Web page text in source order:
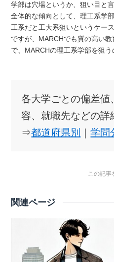
学部は穴場というか、狙い目と言
全体的な傾向として、理工系学
工系だと工大系狙いというケー
ですが、MARCHでも質の高い
で、MARCHの理工系学部を狙う
各大学ごとの偏差値
容、就職先などの詳
⇒都道府県別 ｜学問
この記事
関連ページ